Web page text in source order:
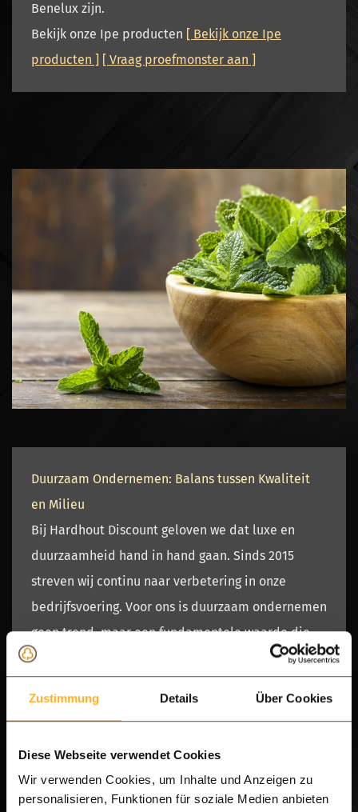
Zustimmung Details Über Cookies
Diese Webseite verwendet Cookies
Wir verwenden Cookies, um Inhalte und Anzeigen zu
personalisieren, Funktionen für soziale Medien anbieten
Benelux zijn.
Bekijk onze Ipe producten [ Bekijk onze Ipe
producten ] [ Vraag proefmonster aan ]
Duurzaam Ondernemen: Balans tussen Kwaliteit
en Milieu
Bij Hardhout Discount geloven we dat luxe en
duurzaamheid hand in hand gaan. Sinds 2015
streven wij continu naar verbetering in onze
bedrijfsvoering. Voor ons is duurzaam ondernemen
geen trend, maar een fundamentele waarde die
wij integreren in onze economische, sociale en
Onze Groene Belofte: People, Planet & Profit
principe als leidraad. Dit betekent dat wij niet
alleen streven naar de beste prijs voor onsFAS-